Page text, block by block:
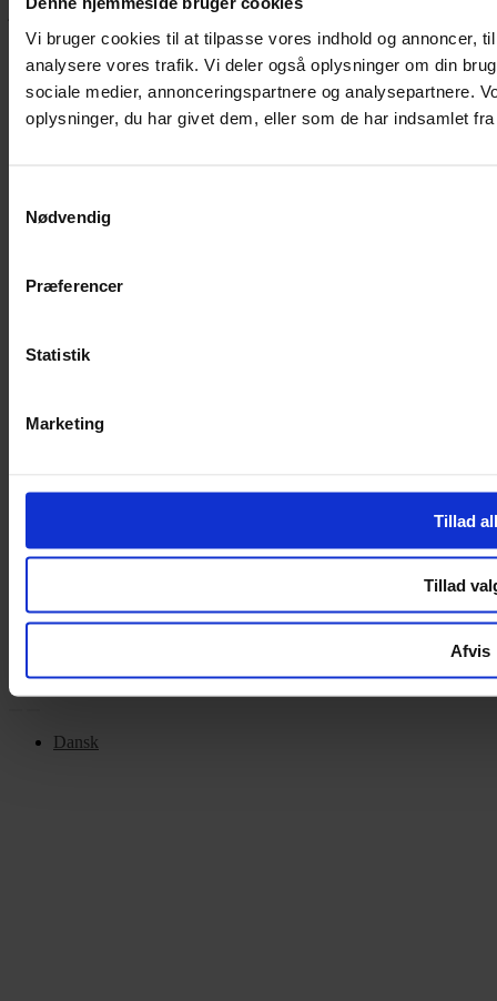
Vi bruger cookies til at tilpasse vores indhold og annoncer,
analysere vores trafik. Vi deler også oplysninger om din
sociale medier, annonceringspartnere og analysepartnere.
oplysninger, du har givet dem, eller som de har indsamlet
Nødvendig
Præferencer
Statistik
Marketing
Tillad
Tillad
Afvis
jeg dig på vej.
Vestergade 12 6270, Tønder
60 51 96 50
post@yarneverywear.dk
CVR 43041649
Cookiepolitik
Cookiepolitik
Copyright © 2022.Design & hosting by Webhuset Ballum ApS
Dansk